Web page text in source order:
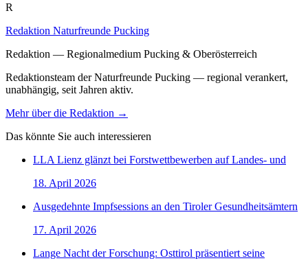
R
Redaktion Naturfreunde Pucking
Redaktion — Regionalmedium Pucking & Oberösterreich
Redaktionsteam der Naturfreunde Pucking — regional verankert,
unabhängig, seit Jahren aktiv.
Mehr über die Redaktion →
Das könnte Sie auch interessieren
LLA Lienz glänzt bei Forstwettbewerben auf Landes- und
18. April 2026
Ausgedehnte Impfsessions an den Tiroler Gesundheitsämtern
17. April 2026
Lange Nacht der Forschung: Osttirol präsentiert seine